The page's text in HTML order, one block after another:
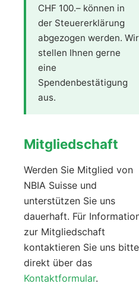
CHF 100.– können in
der Steuererklärung
abgezogen werden. Wir
stellen Ihnen gerne
eine
Spendenbestätigung
aus.
Mitgliedschaft
Werden Sie Mitglied von
NBIA Suisse und
unterstützen Sie uns
dauerhaft. Für
zur Mitgliedschaft
kontaktieren Sie uns bitte
direkt über das
Kontaktformular.